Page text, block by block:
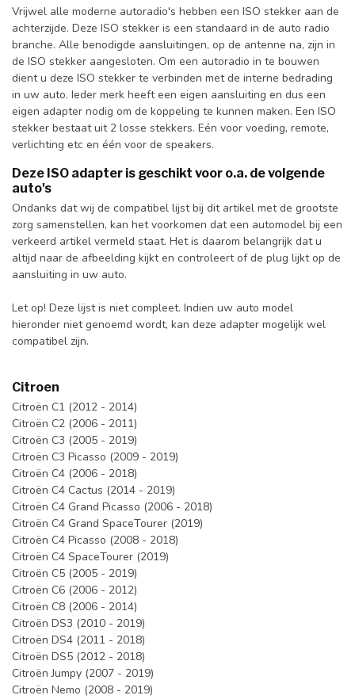
Vrijwel alle moderne autoradio's hebben een ISO stekker aan de
achterzijde. Deze ISO stekker is een standaard in de auto radio
branche. Alle benodigde aansluitingen, op de antenne na, zijn in
de ISO stekker aangesloten. Om een autoradio in te bouwen
dient u deze ISO stekker te verbinden met de interne bedrading
in uw auto. Ieder merk heeft een eigen aansluiting en dus een
eigen adapter nodig om de koppeling te kunnen maken. Een ISO
stekker bestaat uit 2 losse stekkers. Eén voor voeding, remote,
verlichting etc en één voor de speakers.
Deze ISO adapter is geschikt voor o.a. de volgende
auto's
Ondanks dat wij de compatibel lijst bij dit artikel met de grootste
zorg samenstellen, kan het voorkomen dat een automodel bij een
verkeerd artikel vermeld staat. Het is daarom belangrijk dat u
altijd naar de afbeelding kijkt en controleert of de plug lijkt op de
aansluiting in uw auto.
Let op! Deze lijst is niet compleet. Indien uw auto model
hieronder niet genoemd wordt, kan deze adapter mogelijk wel
compatibel zijn.
Citroen
Citroën C1 (2012 - 2014)
Citroën C2 (2006 - 2011)
Citroën C3 (2005 - 2019)
Citroën C3 Picasso (2009 - 2019)
Citroën C4 (2006 - 2018)
Citroën C4 Cactus (2014 - 2019)
Citroën C4 Grand Picasso (2006 - 2018)
Citroën C4 Grand SpaceTourer (2019)
Citroën C4 Picasso (2008 - 2018)
Citroën C4 SpaceTourer (2019)
Citroën C5 (2005 - 2019)
Citroën C6 (2006 - 2012)
Citroën C8 (2006 - 2014)
Citroën DS3 (2010 - 2019)
Citroën DS4 (2011 - 2018)
Citroën DS5 (2012 - 2018)
Citroën Jumpy (2007 - 2019)
Citroën Nemo (2008 - 2019)